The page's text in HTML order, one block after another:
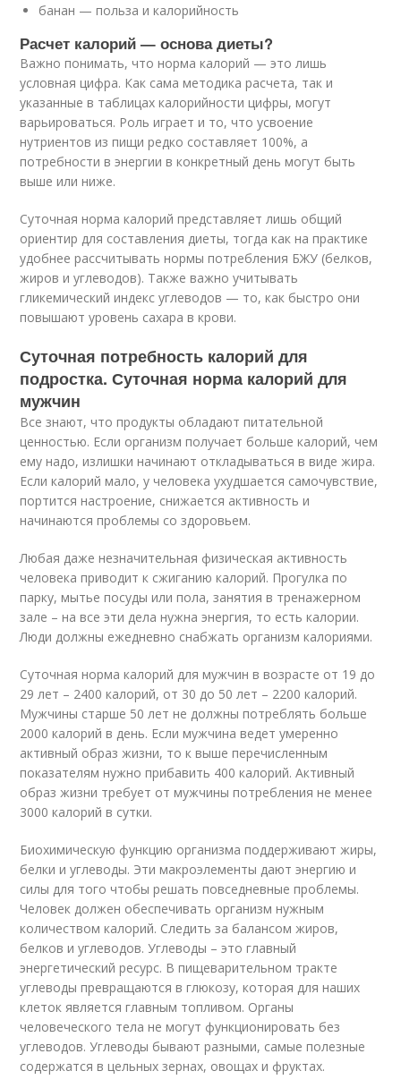
банан — польза и калорийность
Расчет калорий — основа диеты?
Важно понимать, что норма калорий — это лишь
условная цифра. Как сама методика расчета, так и
указанные в таблицах калорийности цифры, могут
варьироваться. Роль играет и то, что усвоение
нутриентов из пищи редко составляет 100%, а
потребности в энергии в конкретный день могут быть
выше или ниже.
Суточная норма калорий представляет лишь общий
ориентир для составления диеты, тогда как на практике
удобнее рассчитывать нормы потребления БЖУ (белков,
жиров и углеводов). Также важно учитывать
гликемический индекс углеводов — то, как быстро они
повышают уровень сахара в крови.
Суточная потребность калорий для
подростка. Суточная норма калорий для
мужчин
Все знают, что продукты обладают питательной
ценностью. Если организм получает больше калорий, чем
ему надо, излишки начинают откладываться в виде жира.
Если калорий мало, у человека ухудшается самочувствие,
портится настроение, снижается активность и
начинаются проблемы со здоровьем.
Любая даже незначительная физическая активность
человека приводит к сжиганию калорий. Прогулка по
парку, мытье посуды или пола, занятия в тренажерном
зале – на все эти дела нужна энергия, то есть калории.
Люди должны ежедневно снабжать организм калориями.
Суточная норма калорий для мужчин в возрасте от 19 до
29 лет – 2400 калорий, от 30 до 50 лет – 2200 калорий.
Мужчины старше 50 лет не должны потреблять больше
2000 калорий в день. Если мужчина ведет умеренно
активный образ жизни, то к выше перечисленным
показателям нужно прибавить 400 калорий. Активный
образ жизни требует от мужчины потребления не менее
3000 калорий в сутки.
Биохимическую функцию организма поддерживают жиры,
белки и углеводы. Эти макроэлементы дают энергию и
силы для того чтобы решать повседневные проблемы.
Человек должен обеспечивать организм нужным
количеством калорий. Следить за балансом жиров,
белков и углеводов. Углеводы – это главный
энергетический ресурс. В пищеварительном тракте
углеводы превращаются в глюкозу, которая для наших
клеток является главным топливом. Органы
человеческого тела не могут функционировать без
углеводов. Углеводы бывают разными, самые полезные
содержатся в цельных зернах, овощах и фруктах.